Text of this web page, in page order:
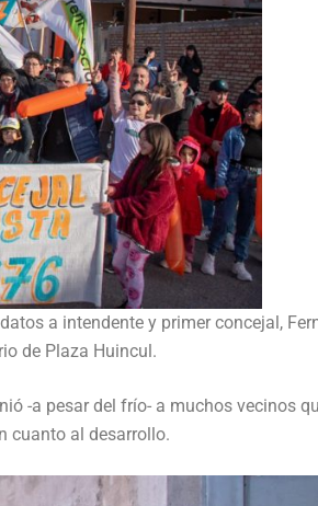
a intendente y primer concejal,
de Plaza Huincul.
-a pesar del frío- a muchos vecinos
cuanto al desarrollo.